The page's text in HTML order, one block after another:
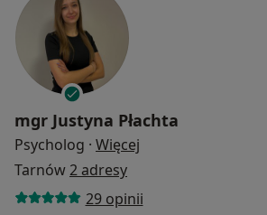
mgr Justyna Płachta
Psycholog · Więcej
Tarnów2 adresy
29 opinii